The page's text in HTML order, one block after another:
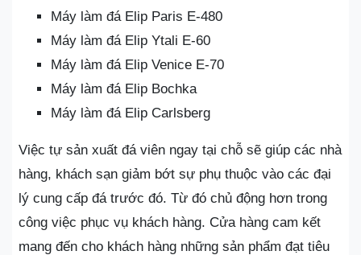
Máy làm đá Elip Paris E-480
Máy làm đá Elip Ytali E-60
Máy làm đá Elip Venice E-70
Máy làm đá Elip Bochka
Máy làm đá Elip Carlsberg
Việc tự sản xuất đá viên ngay tại chỗ sẽ giúp các nhà
hàng, khách sạn giảm bớt sự phụ thuộc vào các đại
lý cung cấp đá trước đó. Từ đó chủ động hơn trong
công việc phục vụ khách hàng. Cửa hàng cam kết
mang đến cho khách hàng những sản phẩm đạt tiêu